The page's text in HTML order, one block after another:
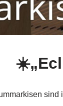
sind